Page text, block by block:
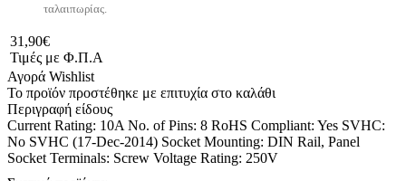
ταλαιπωρίας.
31,90€
Τιμές με Φ.Π.Α
Αγορά Wishlist
Το προϊόν προστέθηκε με επιτυχία στο καλάθι
Περιγραφή είδους
Current Rating: 10A No. of Pins: 8 RoHS Compliant: Yes SVHC:
No SVHC (17-Dec-2014) Socket Mounting: DIN Rail, Panel
Socket Terminals: Screw Voltage Rating: 250V